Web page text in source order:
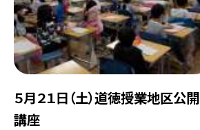
５月２１日（土）道徳授業地区公開
講座